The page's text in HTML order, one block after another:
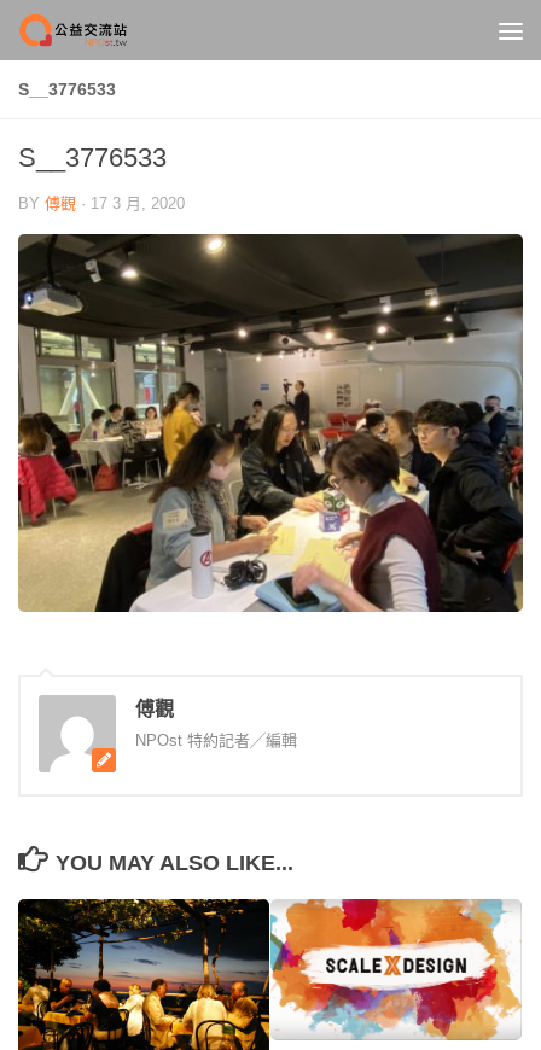
Skip to content
S__3776533
S__3776533
BY 傅觀 · 17 3 月, 2020
傅觀
NPOst 特約記者╱編輯
YOU MAY ALSO LIKE...